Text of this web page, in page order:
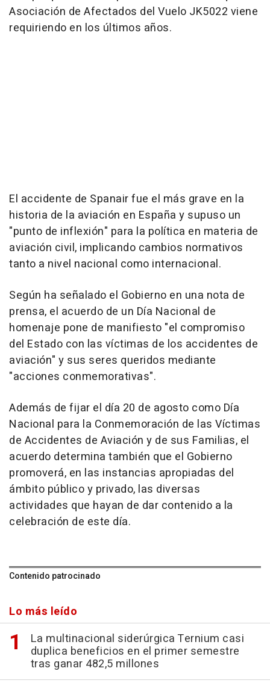
Asociación de Afectados del Vuelo JK5022 viene
requiriendo en los últimos años.
El accidente de Spanair fue el más grave en la
historia de la aviación en España y supuso un
"punto de inflexión" para la política en materia de
aviación civil, implicando cambios normativos
tanto a nivel nacional como internacional.
Según ha señalado el Gobierno en una nota de
prensa, el acuerdo de un Día Nacional de
homenaje pone de manifiesto "el compromiso
del Estado con las víctimas de los accidentes de
aviación" y sus seres queridos mediante
"acciones conmemorativas".
Además de fijar el día 20 de agosto como Día
Nacional para la Conmemoración de las Víctimas
de Accidentes de Aviación y de sus Familias, el
acuerdo determina también que el Gobierno
promoverá, en las instancias apropiadas del
ámbito público y privado, las diversas
actividades que hayan de dar contenido a la
celebración de este día.
Contenido patrocinado
Lo más leído
La multinacional siderúrgica Ternium casi
duplica beneficios en el primer semestre
tras ganar 482,5 millones